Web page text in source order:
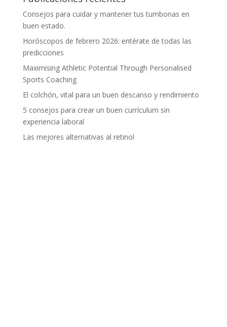
Consejos para cuidar y mantener tus tumbonas en
buen estado.
Horóscopos de febrero 2026: entérate de todas las
predicciones
Maximising Athletic Potential Through Personalised
Sports Coaching
El colchón, vital para un buen descanso y rendimiento
5 consejos para crear un buen currículum sin
experiencia laboral
Las mejores alternativas al retinol